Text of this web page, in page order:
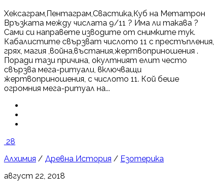
Хексаграм,Пентаграм,Свастика,Куб на Метатрон
Връзката между числата 9/11 ? Има ли такава ?
Сами си направете изводите от снимките тук.
Кабалистите свързват числото 11 с престъпления,
грях, магия ,война,въстания,жертвоприношения .
Поради тази причина, окултният елит често
свързва мега-ритуали, включващи
жертвоприношения, с числото 11. Кой беше
огромния мега-ритуал на...
28
Алхимия / Древна История / Езотерика
август 22, 2018